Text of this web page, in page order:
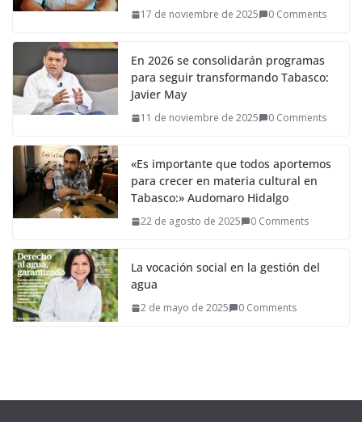
17 de noviembre de 2025 0 Comments
En 2026 se consolidarán programas
para seguir transformando Tabasco:
Javier May
11 de noviembre de 2025 0 Comments
«Es importante que todos aportemos
para crecer en materia cultural en
Tabasco:» Audomaro Hidalgo
22 de agosto de 2025 0 Comments
La vocación social en la gestión del
agua
2 de mayo de 2025 0 Comments